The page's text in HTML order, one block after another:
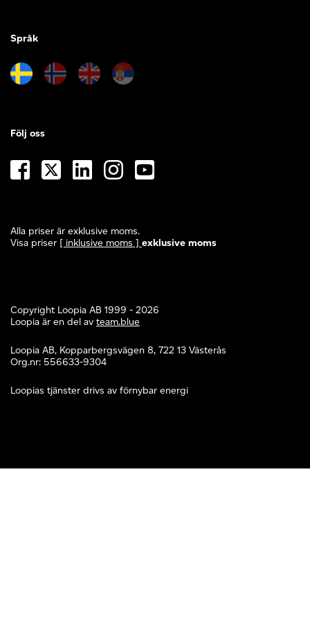
Språk
Alla priser är exklusive moms.
Visa priser [ inklusive moms ] exklusive moms
Följ oss
Copyright Loopia AB 1999 - 2026
Loopia är en del av team.blue
Loopia AB, Kopparbergsvägen 8, 722 13 Västerås
Org.nr: 556633-9304
Loopias tjänster drivs av förnybar energi